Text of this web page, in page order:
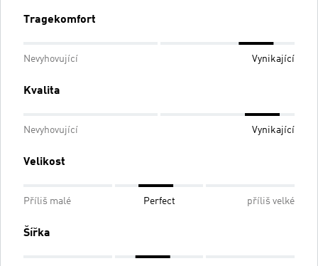
Tragekomfort
Nevyhovující Vynikající
Kvalita
Nevyhovující Vynikající
Velikost
Příliš malé Perfect příliš velké
Šířka